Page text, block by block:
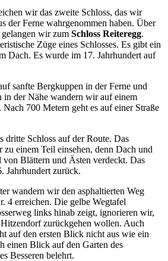
wir das zweite Schloss, das wir
der Ferne wahrgenommen haben. Über
gelangen wir zum Schloss Reiteregg.
Züge eines Schlosses. Es gibt ein
Dach. Es wurde im 17. Jahrhundert auf
sanfte Bergkuppen in der Ferne und
in der Nähe wandern wir auf einem
700 Metern geht es auf einer Straße
dritte Schloss auf der Route. Das
einem Teil einsehen, denn Dach und
Blättern und Ästen verdeckt. Das
Jahrhundert zurück.
wandern wir den asphaltierten Weg
4 erreichen. Die gelbe Wegtafel
links hinab zeigt, ignorieren wir,
zurückgehen wollen. Auch
auf den ersten Blick nicht aus wie ein
einen Blick auf den Garten des
Besseren belehrt.